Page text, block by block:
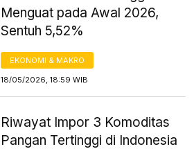
Menguat pada Awal 2026,
Sentuh 5,52%
EKONOMI & MAKRO
18/05/2026, 18:59 WIB
Riwayat Impor 3 Komoditas
Pangan Tertinggi di Indonesia